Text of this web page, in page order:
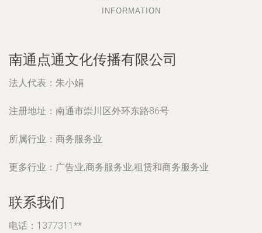
INFORMATION
南通点通文化传播有限公司
法人代表： 朱小娟
注册地址： 南通市崇川区外环东路86号
所属行业： 商务服务业
更多行业： 广告业,商务服务业,租赁和商务服务业
联系我们
电话：1377311**